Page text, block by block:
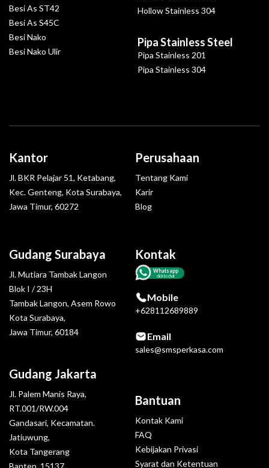
Besi As ST42
Besi As S45C
Besi Nako
Besi Nako Ulir
Hollow Stainless 304
Pipa Stainless Steel
Pipa Stainless 201
Pipa Stainless 304
Gudang Surabaya
Jl. Mutiara Tambak Langon
Blok I / 23H
Tambak Langon, Asem Rowo
Kota Surabaya,
Jawa Timur, 60184
Gudang Jakarta
Jl. Palem Manis Raya,
RT.001/RW.004
Gandasari, Kecamatan.
Jatiuwung,
Kota Tangerang
Banten, 15137
Kantor
Jl. BKR Pelajar 51, Ketabang,
Kec. Genteng, Kota Surabaya,
Jawa Timur, 60272
Kontak
Whatsapp
click to chat
Mobile
+628112689889
Email
sales@smsperkasa.com
Perusahaan
Tentang Kami
Karir
Blog
Bantuan
Kontak Kami
FAQ
Kebijakan Privasi
Syarat dan Ketentuan